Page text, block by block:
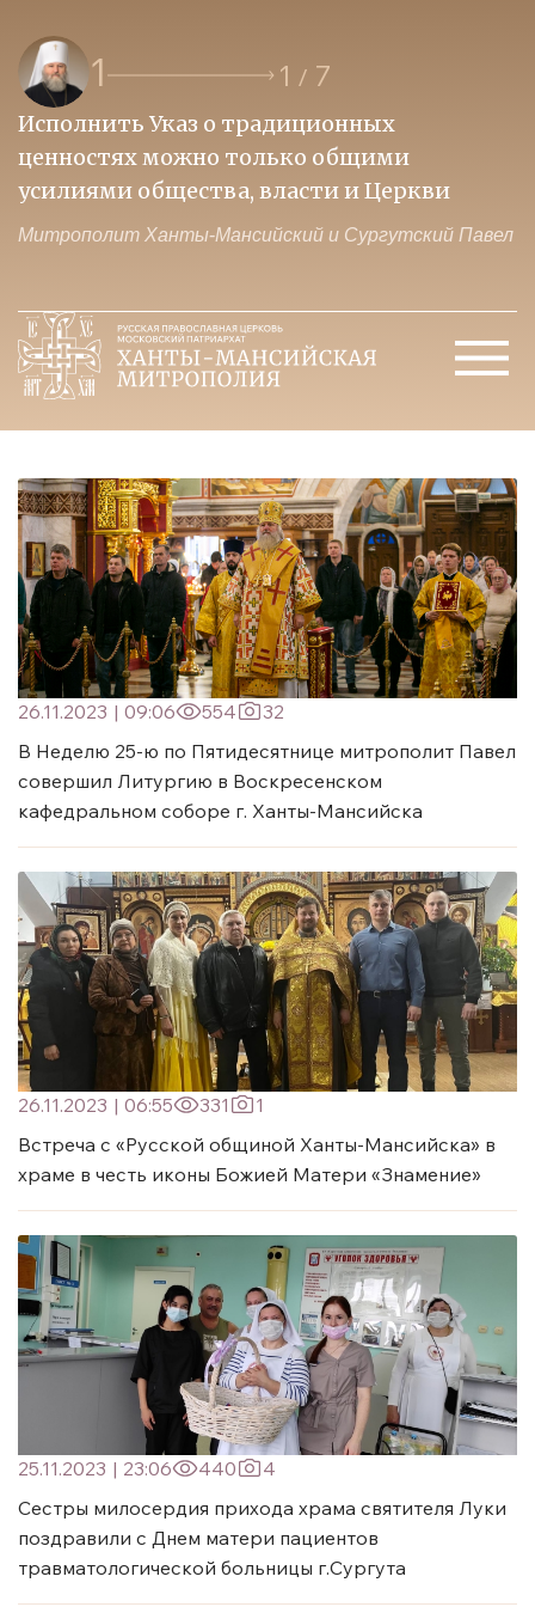
1 1 / 7
Исполнить Указ о традиционных
ценностях можно только общими
усилиями общества, власти и Церкви
Митрополит Ханты-Мансийский и Сургутский Павел
26.11.2023 | 09:06 554
32
В Неделю 25-ю по Пятидесятнице митрополит Павел
совершил Литургию в Воскресенском
кафедральном соборе г. Ханты-Мансийска
26.11.2023 | 06:55 331
1
Встреча с «Русской общиной Ханты-Мансийска» в
храме в честь иконы Божией Матери «Знамение»
25.11.2023 | 23:06 440
4
Сестры милосердия прихода храма святителя Луки
поздравили с Днем матери пациентов
травматологической больницы г.Сургута